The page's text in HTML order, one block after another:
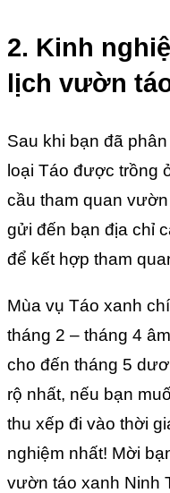
2. Kinh
lịch vườn
Sau khi bạn đã
loại Táo được trồng
cầu tham quan
gửi đến bạn địa chỉ
để kết hợp tham
Mùa vụ Táo xanh
tháng 2 – tháng 4
cho đến tháng 5
rộ nhất, nếu bạn
thu xếp đi vào thời
nghiệm nhất! Mời
vườn táo xanh Ninh